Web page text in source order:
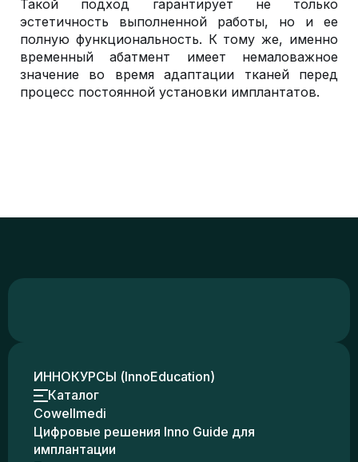
Такой подход гарантирует не только
эстетичность выполненной работы, но и ее
полную функциональность. К тому же, именно
временный абатмент имеет немаловажное
значение во время адаптации тканей перед
процесс постоянной установки имплантатов.
ИННОКУРСЫ (InnoEducation)
Каталог
Cowellmedi
Цифровые решения Inno Guide для
имплантации